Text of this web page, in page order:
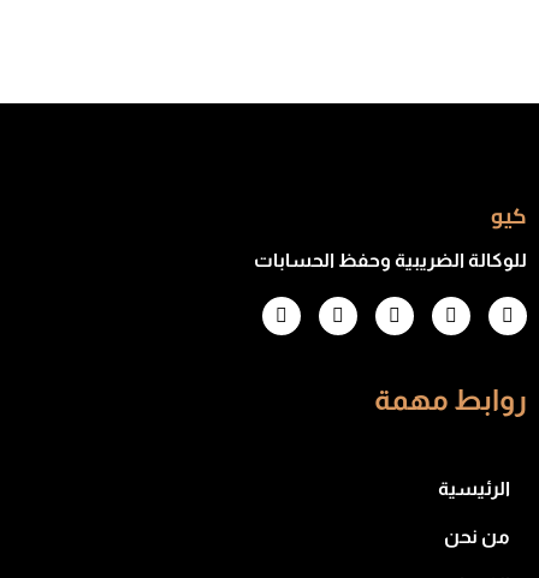
كيو
للوكالة الضريبية وحفظ الحسابات
روابط مهمة
الرئيسية
من نحن